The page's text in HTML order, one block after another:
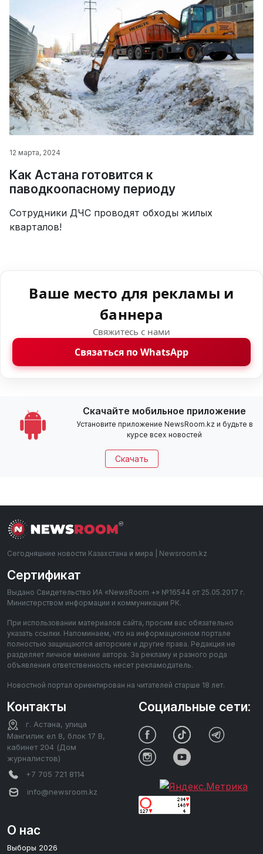
12 марта, 2024
Как Астана готовится к
паводкоопасному периоду
Сотрудники ДЧС проводят обходы жилых
кварталов!
Ваше место для рекламы и
баннера
Свяжитесь с нами
Связаться по WhatsApp
Скачайте мобильное приложение
Установите приложение NewsRoom.kz и будьте в
курсе всех новостей
Скачать
Сегодняшние новости Казахстана и мира | Newsroom.kz
Сертификат
Выдано Свидетельство ИА «NewsRoom +» №16544 от 25.05.2017 г.
Министерством информации и коммуникации РК.
При использовании материалов сайта, просим вас обязательно
указать ссылки. Напоминаем, что на информационном портале
полностью защищаются авторские и другие права. Редакция не
разделяет личное мнение автора. За рекламу и разного рода
объявления ответственность несет рекламодатель.
Новостной портал ориентирован на читателей старше 18 лет.
Контакты
г. Астана, улица
Мангилик ел 8, блок 17 В,
кабинет 204 (Дом
журналистов)
+7 705 721 8114
info@newsroom.kz
О нас
Выборы 2026
Социальные сети: